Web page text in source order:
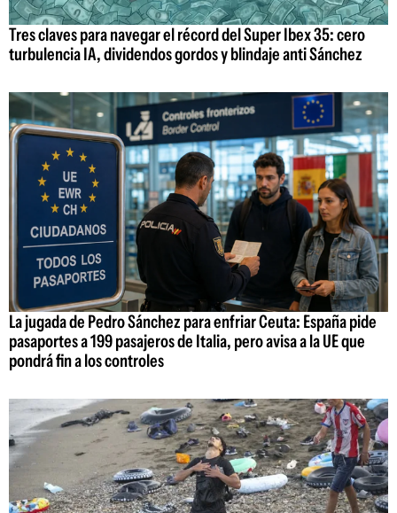
Tres claves para navegar el récord del Super Ibex 35: cero
turbulencia IA, dividendos gordos y blindaje anti Sánchez
La jugada de Pedro Sánchez para enfriar Ceuta: España pide
pasaportes a 199 pasajeros de Italia, pero avisa a la UE que
pondrá fin a los controles